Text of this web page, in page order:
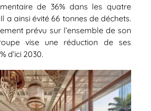
de 36% dans les quatre
a ainsi évité 66 tonnes de déchets.
prévu sur l’ensemble de son
vise une réduction de ses
d’ici 2030.